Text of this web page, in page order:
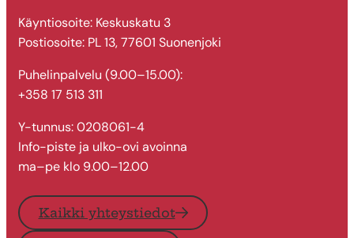
Käyntiosoite: Keskuskatu 3
Postiosoite: PL 13, 77601 Suonenjoki
Puhelinpalvelu (9.00–15.00):
+358 17 513 311
Y-tunnus: 0208061-4
Info-piste ja ulko-ovi avoinna
ma–pe klo 9.00–12.00
Kaikki yhteystiedot